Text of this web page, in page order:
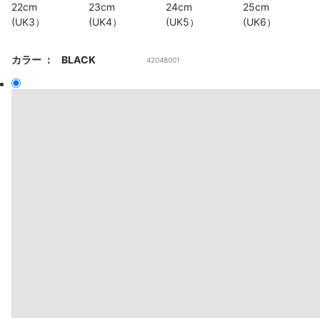
22cm
(UK3）
23cm
(UK4）
24cm
(UK5）
25cm
(UK6）
カラー BLACK 42048001